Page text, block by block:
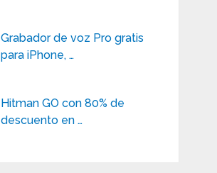
Grabador de voz Pro gratis
para iPhone, …
Hitman GO con 80% de
descuento en …